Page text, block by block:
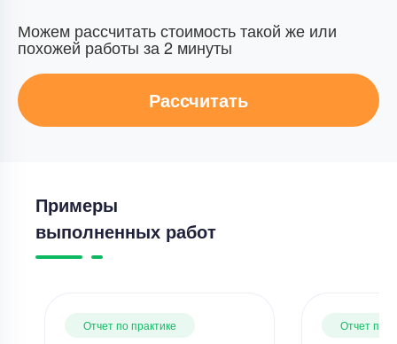
Можем рассчитать стоимость такой же или
похожей работы за 2 минуты
Рассчитать
Примеры
выполненных работ
Отчет по практике Отчет по